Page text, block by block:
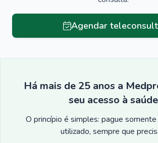
Agendar
Há mais de 25 anos a
seu acesso à saúde
O princípio é simples: pague
utilizado, sempre que